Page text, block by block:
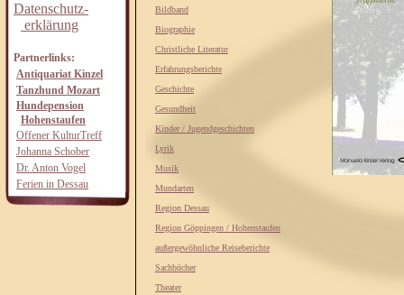
Datenschutz-
erklärung
Partnerlinks:
Antiquariat Kinzel
Tanzhund Mozart
Hundepension
Hohenstaufen
Offener KulturTreff
Johanna Schober
Dr. Anton Vogel
Ferien in Dessau
Bildband
Biographie
Christliche Literatur
Erfahrungsberichte
Geschichte
Gesundheit
Kinder / Jugendgeschichten
Lyrik
Musik
Mundarten
Region Dessau
Region Göppingen / Hohenstaufen
außergewöhnliche Reiseberichte
Sachbücher
Theater